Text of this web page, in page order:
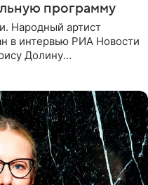
программу
Народный артист
в интервью РИА Новости
Долину